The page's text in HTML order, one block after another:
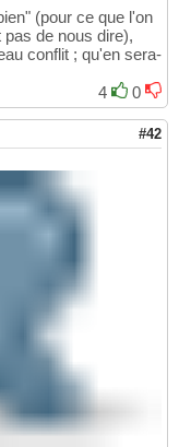
(pour ce que l'on
de nous dire),
conflit ; qu'en sera-
4
0
#42